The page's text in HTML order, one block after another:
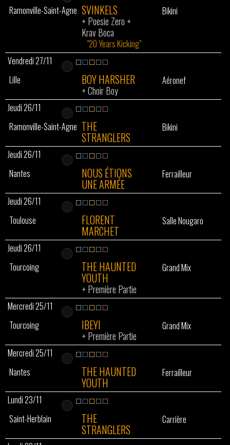
Ramonville-Saint-Agne SVINKELS
+ Poesie Zero +
Krav Boca
"20 Years Kicking"
Bikini
Vendredi 27/11
Lille
BOY HARSHER
+Choir Boy
Aéronef
Jeudi 26/11
Ramonville-Saint-Agne THE
STRANGLERS
Bikini
Jeudi 26/11
Nantes
NOUS ÉTIONS
UNE ARMÉE
Ferrailleur
Jeudi 26/11
Toulouse
FLORENT
MARCHET
Salle Nougaro
Jeudi 26/11
Tourcoing
THE HAUNTED
YOUTH
+ Première Partie
Grand Mix
Mercredi 25/11
Tourcoing
IBEYI
+ Première Partie
Grand Mix
Mercredi 25/11
Nantes
THE HAUNTED
YOUTH
Ferrailleur
Lundi 23/11
Saint-Herblain
THE
STRANGLERS
Carrière